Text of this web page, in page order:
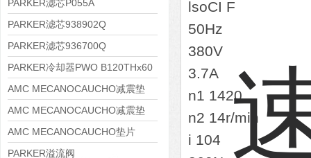
PARKER滤芯P055A
PARKER滤芯938902Q
PARKER滤芯936700Q
PARKER冷却器PWO B120THx60
AMC MECANOCAUCHO减震垫
138552
AMC MECANOCAUCHO减震垫
138551
AMC MECANOCAUCHO垫片
608074
PARKER溢流阀
lsoCI F
50Hz
380V
3.7A
n1 1420
n2 14r/min
i 104